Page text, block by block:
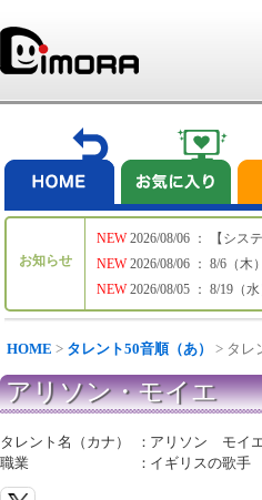
お知らせ
NEW
NEW
NEW
2026/08/06 ： 【シス
2026/08/06 ： 8/6（
2026/08/05 ： 8/19（
HOME > タレント50音順（あ） > タレ
アリソン・モイエ
タレント名（カナ） ： アリソン モイ
職業
： イギリスの歌手